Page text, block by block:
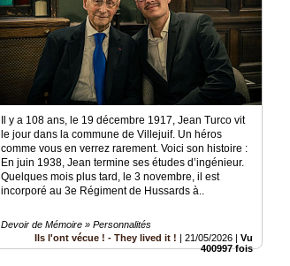
Il y a 108 ans, le 19 décembre 1917, Jean Turco vit
le jour dans la commune de Villejuif. Un héros
comme vous en verrez rarement. Voici son histoire :
En juin 1938, Jean termine ses études d’ingénieur.
Quelques mois plus tard, le 3 novembre, il est
incorporé au 3e Régiment de Hussards à..
Devoir de Mémoire » Personnalités
Ils l'ont vécue ! - They lived it ! |21/05/2026 |Vu
400997 fois